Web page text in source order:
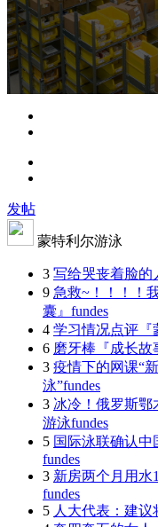
发帖
蒙特利尔游泳
3 写给哭丧着脸的
9 急救~！！！！
囊』 fundes
4 学习情况点评『
6 磨牙棒『成长故
3 疫情下的网课“
泳”fundes
3 冰冷！俄罗斯
游泳fundes
5 国际泳联确认
fundes
3 新房两个月用水
fundes
5 人大代表：建